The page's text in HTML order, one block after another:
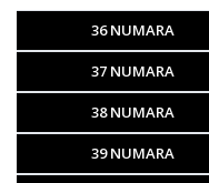
36 NUMARA
37 NUMARA
38 NUMARA
39 NUMARA